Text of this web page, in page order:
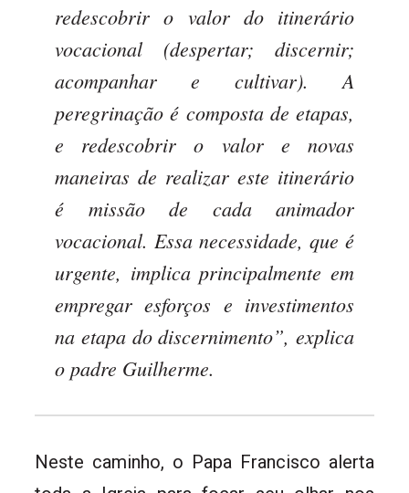
redescobrir o valor do itinerário
vocacional (despertar; discernir;
acompanhar e cultivar). A
peregrinação é composta de etapas,
e redescobrir o valor e novas
maneiras de realizar este itinerário
é missão de cada animador
vocacional. Essa necessidade, que é
urgente, implica principalmente em
empregar esforços e investimentos
na etapa do discernimento”, explica
o padre Guilherme.
Neste caminho, o Papa Francisco alerta